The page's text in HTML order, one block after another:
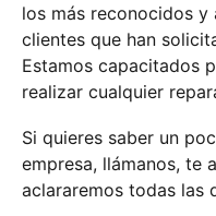
los más reconocidos
clientes que han
Estamos capacitados
realizar cualquier
Si quieres saber un
empresa, llámanos, te
aclararemos todas las